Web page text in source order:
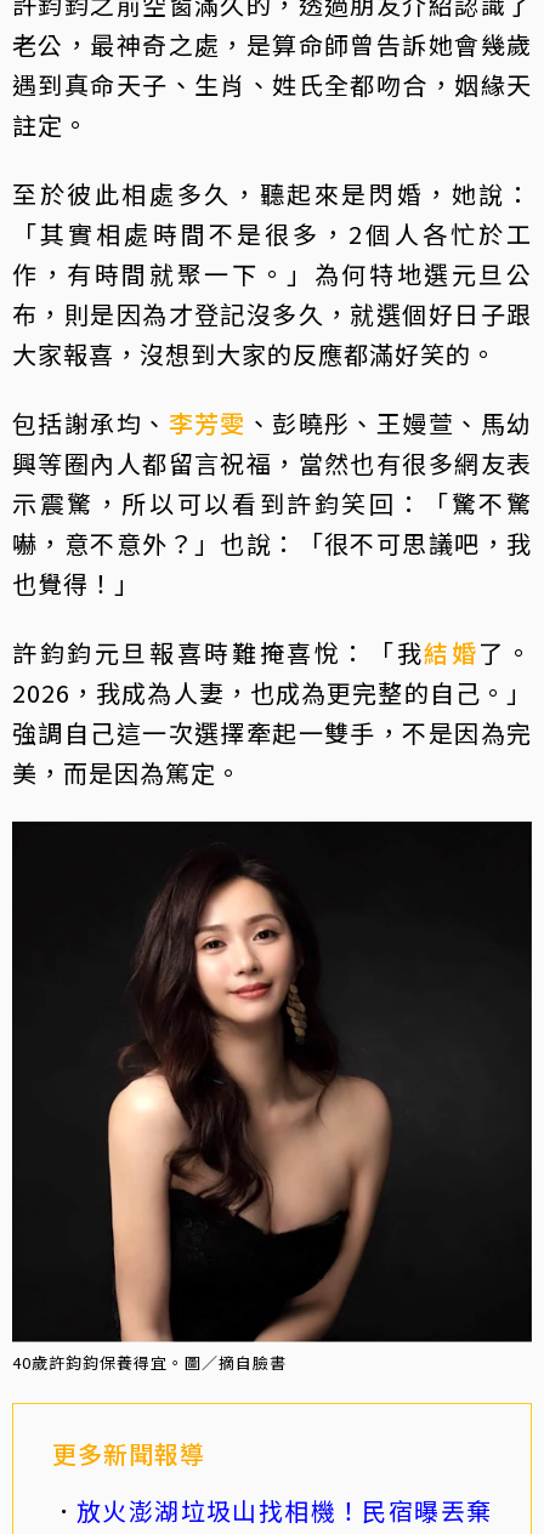
老公，最神奇之處，是算命師曾告訴她會幾歲
遇到真命天子、生肖、姓氏全都吻合，姻緣天
註定。
至於彼此相處多久，聽起來是閃婚，她說：
「其實相處時間不是很多，2個人各忙於工
作，有時間就聚一下。」為何特地選元旦公
布，則是因為才登記沒多久，就選個好日子跟
大家報喜，沒想到大家的反應都滿好笑的。
包括謝承均、 李芳雯 、彭曉彤、王嫚萱、馬幼
興等圈內人都留言祝福，當然也有很多網友表
示震驚，所以可以看到許鈞笑回：「驚不驚
嚇，意不意外？」也說：「很不可思議吧，我
也覺得！」
許鈞鈞元旦報喜時難掩喜悅：「我結婚了。
2026，我成為人妻，也成為更完整的自己。」
強調自己這一次選擇牽起一雙手，不是因為完
美，而是因為篤定。
40歲許鈞鈞保養得宜。圖／摘自臉書
更多新聞報導
放火澎湖垃圾山找相機！民宿曝丟棄